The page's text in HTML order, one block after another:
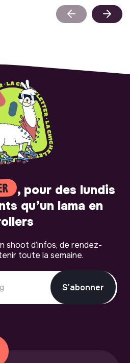
, pour des lundis
qu’un lama en
shoot d’infos, de rendez-
toute la semaine.
S'abonner